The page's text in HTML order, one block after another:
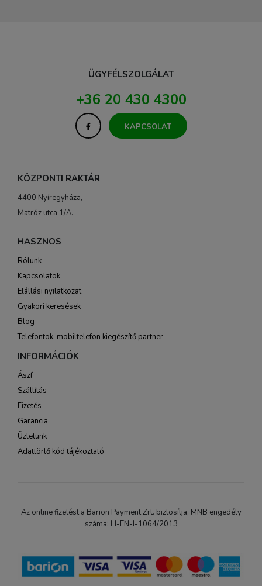
ÜGYFÉLSZOLGÁLAT
+36 20 430 4300
KAPCSOLAT
KÖZPONTI RAKTÁR
4400 Nyíregyháza,
Matróz utca 1/A.
HASZNOS
Rólunk
Kapcsolatok
Elállási nyilatkozat
Gyakori keresések
Blog
Telefontok, mobiltelefon kiegészítő partner
INFORMÁCIÓK
Ászf
Szállítás
Fizetés
Garancia
Üzletünk
Adattörlő kód tájékoztató
Az online fizetést a Barion Payment Zrt. biztosítja, MNB engedély
száma: H-EN-I-1064/2013